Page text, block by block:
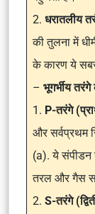
2. धरातलीय
की तुलना में
के कारण ये
– भूगर्भीय
1. P-तरंगे
और सर्वप्रथम
(a). ये संपीडन
तरल और गैस
2. S-तरंगे